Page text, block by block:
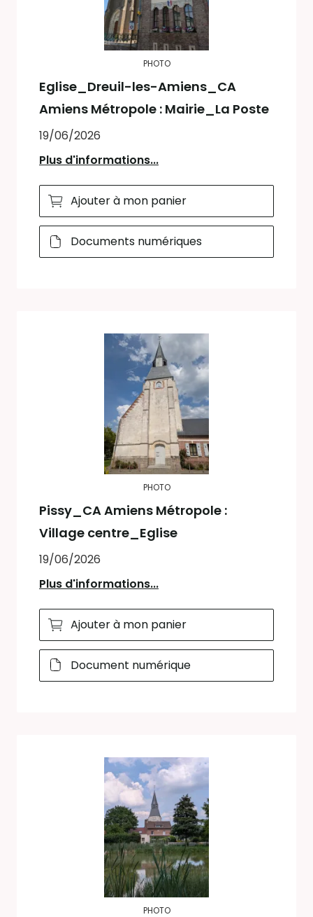
PHOTO
Eglise_Dreuil-les-Amiens_CA
Amiens Métropole : Mairie_La Poste
19/06/2026
Plus d'informations...
Ajouter à mon panier
Documents numériques
PHOTO
Pissy_CA Amiens Métropole :
Village centre_Eglise
19/06/2026
Plus d'informations...
Ajouter à mon panier
Document numérique
PHOTO